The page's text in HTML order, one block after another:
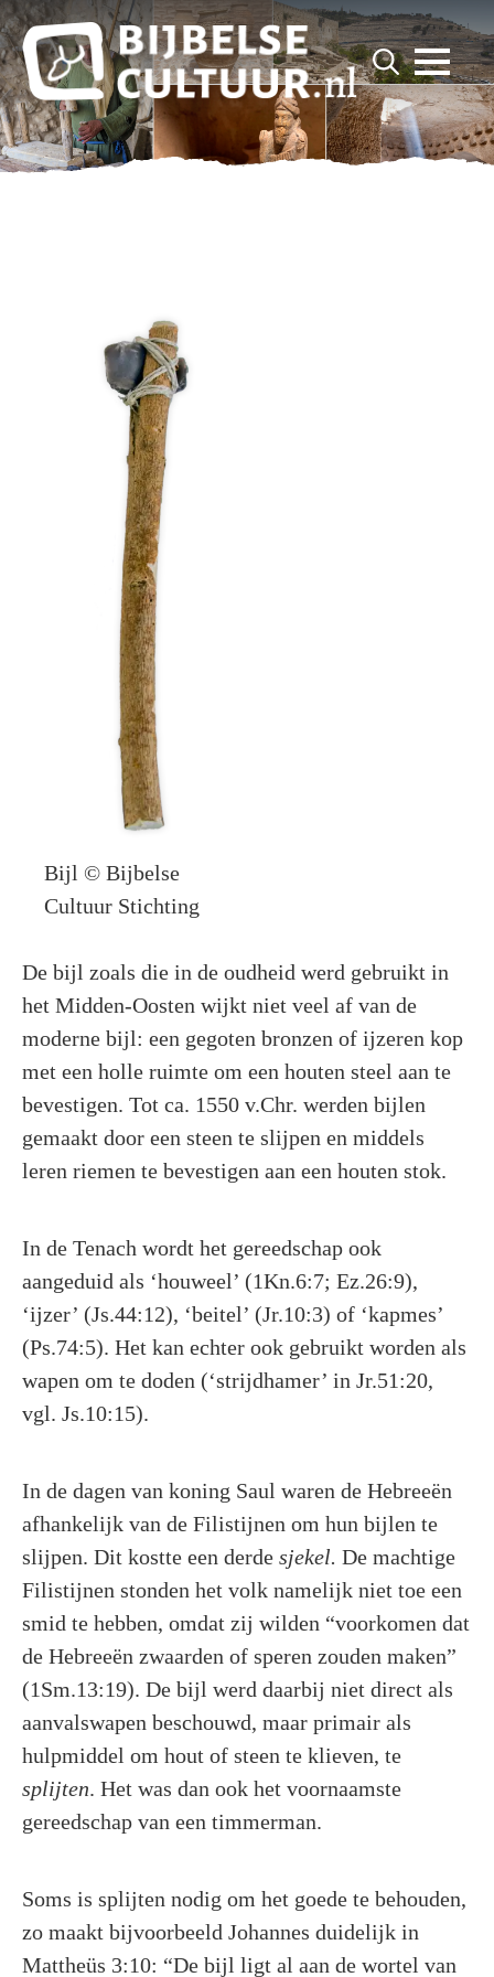
Search
for:
for:
Bijl © Bijbelse
Cultuur Stichting
De bijl zoals die in de oudheid werd gebruikt in
het Midden-Oosten wijkt niet veel af van de
moderne bijl: een gegoten bronzen of ijzeren kop
met een holle ruimte om een houten steel aan te
bevestigen. Tot ca. 1550 v.Chr. werden bijlen
gemaakt door een steen te slijpen en middels
leren riemen te bevestigen aan een houten stok.
In de Tenach wordt het gereedschap ook
aangeduid als ‘houweel’ (1Kn.6:7; Ez.26:9),
‘ijzer’ (Js.44:12), ‘beitel’ (Jr.10:3) of ‘kapmes’
(Ps.74:5). Het kan echter ook gebruikt worden als
wapen om te doden (‘strijdhamer’ in Jr.51:20,
vgl. Js.10:15).
In de dagen van koning Saul waren de Hebreeën
afhankelijk van de Filistijnen om hun bijlen te
slijpen. Dit kostte een derde sjekel. De machtige
Filistijnen stonden het volk namelijk niet toe een
smid te hebben, omdat zij wilden “voorkomen dat
de Hebreeën zwaarden of speren zouden maken”
(1Sm.13:19). De bijl werd daarbij niet direct als
aanvalswapen beschouwd, maar primair als
hulpmiddel om hout of steen te klieven, te
splijten. Het was dan ook het voornaamste
gereedschap van een timmerman.
Soms is splijten nodig om het goede te behouden,
zo maakt bijvoorbeeld Johannes duidelijk in
Mattheüs 3:10: “De bijl ligt al aan de wortel van